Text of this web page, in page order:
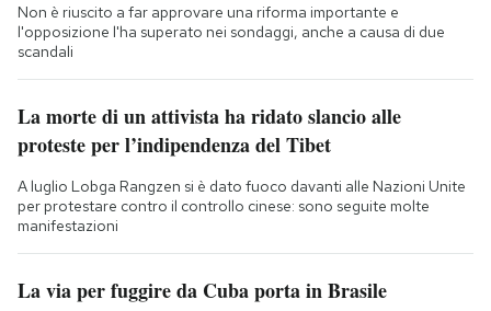
Non è riuscito a far approvare una riforma importante e
l'opposizione l'ha superato nei sondaggi, anche a causa di due
scandali
La morte di un attivista ha ridato slancio alle
proteste per l’indipendenza del Tibet
A luglio Lobga Rangzen si è dato fuoco davanti alle Nazioni Unite
per protestare contro il controllo cinese: sono seguite molte
manifestazioni
La via per fuggire da Cuba porta in Brasile